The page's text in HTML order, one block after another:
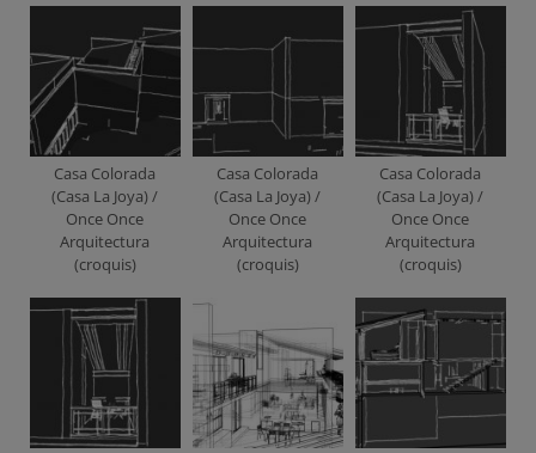
Casa Colorada
(Casa La Joya) /
Once Once
Arquitectura
(croquis)
Casa Colorada
(Casa La Joya) /
Once Once
Arquitectura
(croquis)
Casa Colorada
(Casa La Joya) /
Once Once
Arquitectura
(croquis)